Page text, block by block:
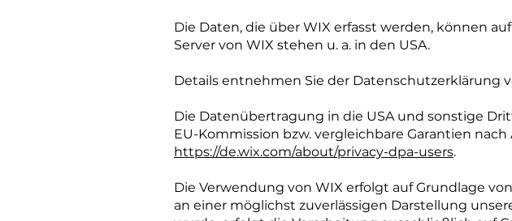
Die Daten, die über WIX erfasst werden, können
Server von WIX stehen u. a. in den USA.
Details entnehmen Sie der Datenschutzerklärung
Die Datenübertragung in die USA und sonstige
EU-Kommission bzw. vergleichbare Garantien
https://de.wix.com/about/privacy-dpa-users.
Die Verwendung von WIX erfolgt auf Grundlage
an einer möglichst zuverlässigen Darstellung